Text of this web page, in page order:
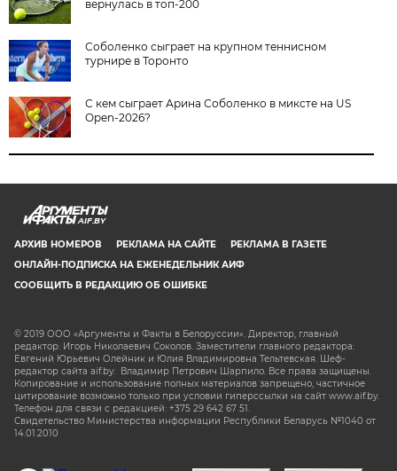
вернулась в топ-200
Соболенко сыграет на крупном теннисном
турнире в Торонто
С кем сыграет Арина Соболенко в миксте на US
Open-2026?
AIF.BY
АРХИВ НОМЕРОВ РЕКЛАМА НА САЙТЕ
РЕКЛАМА В ГАЗЕТЕ
ОНЛАЙН-ПОДПИСКА НА ЕЖЕНЕДЕЛЬНИК АИФ
СООБЩИТЬ В РЕДАКЦИЮ ОБ ОШИБКЕ
© 2019 ООО «Аргументы и Факты в Белоруссии». Директор, главный
редактор: Игорь Николаевич Соколов. Заместители главного редактора:
Евгений Юрьевич Олейник и Юлия Владимировна Тельтевская. Шеф-
редактор сайта aif.by: Владимир Петрович Шарпило. Все права защищены.
Копирование и использование полных материалов запрещено, частичное
цитирование возможно только при условии гиперссылки на сайт www.aif.by.
Телефон для связи с редакцией: +375 29 642 67 51.
Свидетельство Министерства информации Республики Беларусь №1040 от
14.01.2010